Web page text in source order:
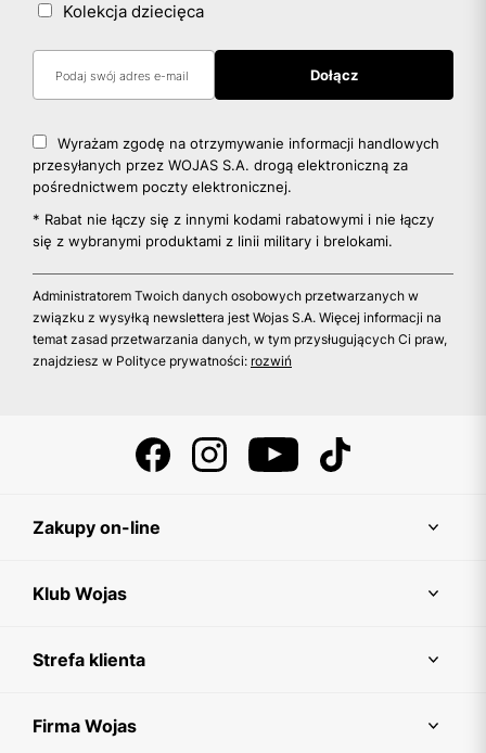
Kolekcja dziecięca
Wyrażam zgodę na otrzymywanie informacji handlowych
przesyłanych przez WOJAS S.A. drogą elektroniczną za
pośrednictwem poczty elektronicznej.
* Rabat nie łączy się z innymi kodami rabatowymi i nie łączy
się z wybranymi produktami z linii military i brelokami.
Administratorem Twoich danych osobowych przetwarzanych w
związku z wysyłką newslettera jest Wojas S.A. Więcej informacji na
temat zasad przetwarzania danych, w tym przysługujących Ci praw,
znajdziesz w Polityce prywatności: rozwiń
Zakupy on-line
Klub Wojas
Strefa klienta
Firma Wojas